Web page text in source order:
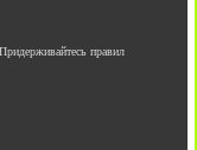
правил